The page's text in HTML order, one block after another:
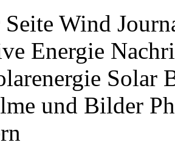
Wind
Energie
Solar
und Bilder